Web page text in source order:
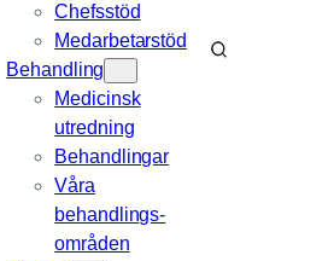
Chefsstöd
Medarbetarstöd
Behandling
Medicinsk
utredning
Behandlingar
Våra
behandlings­
områden